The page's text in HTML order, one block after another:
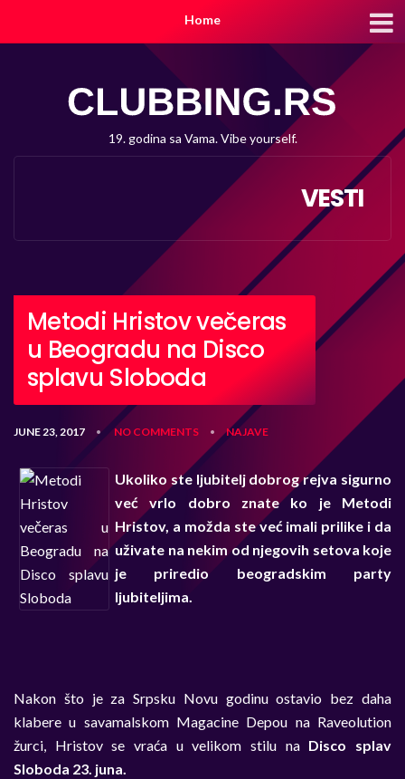
Home
19. godina sa Vama. Vibe yourself.
VESTI
Metodi Hristov večeras
u Beogradu na Disco
splavu Sloboda
JUNE 23, 2017 • NO COMMENTS • NAJAVE
Ukoliko ste ljubitelj dobrog rejva sigurno
već vrlo dobro znate ko je Metodi
Hristov, a možda ste već imali prilike i da
uživate na nekim od njegovih setova koje
je priredio beogradskim party
ljubiteljima.
Nakon što je za Srpsku Novu godinu ostavio bez daha
klabere u savamalskom Magacine Depou na Raveolution
žurci, Hristov se vraća u velikom stilu na Disco splav
Sloboda 23. juna.